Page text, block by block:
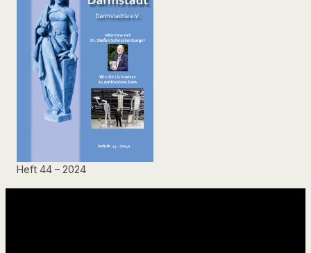
Heft 44 – 2024